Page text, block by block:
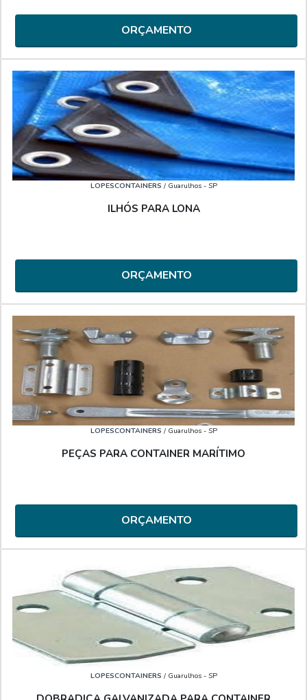
ORÇAMENTO
LOPESCONTAINERS / Guarulhos - SP
ILHÓS PARA LONA
ORÇAMENTO
LOPESCONTAINERS / Guarulhos - SP
PEÇAS PARA CONTAINER MARÍTIMO
ORÇAMENTO
LOPESCONTAINERS / Guarulhos - SP